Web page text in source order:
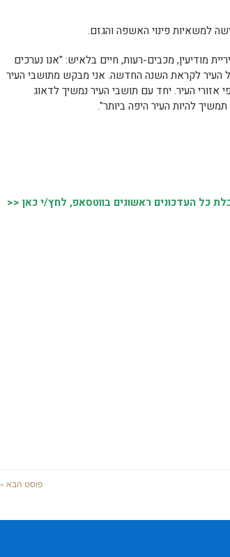
למשאיות פינוי האשפה והגזם.
מודיעין, מכבים-רעות, חיים בלאיש: "אנו נערכים
העיר לקראת השנה החדשה. אני מבקש מתושבי העיר
העיר. יחד עם תושבי העיר נמשיך לדאוג
להיות העיר היפה ביותר".
כל העדכונים ראשונים בווטסאפ, לחץ/י כאן <<
פוסט הבא »